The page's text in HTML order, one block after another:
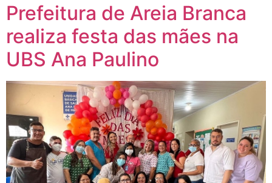
Prefeitura de Areia Branca
realiza festa das mães na
UBS Ana Paulino